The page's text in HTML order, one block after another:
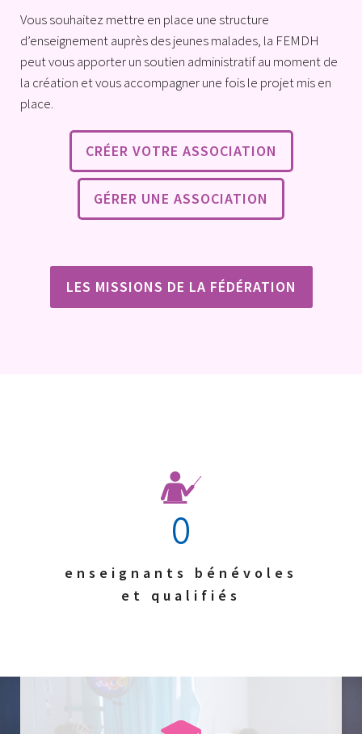
Vous souhaitez mettre en place une structure
d’enseignement auprès des jeunes malades, la FEMDH
peut vous apporter un soutien administratif au moment de
la création et vous accompagner une fois le projet mis en
place.
CRÉER VOTRE ASSOCIATION
GÉRER UNE ASSOCIATION
LES MISSIONS DE LA FÉDÉRATION
0
enseignants bénévoles
et qualifiés